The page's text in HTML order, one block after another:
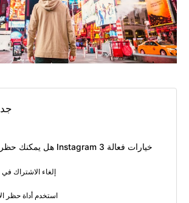
هل يمكنك حظر الإعلانات على Instagram 3 خيارات فعالة
1. إلغاء الاشتراك في
2. استخدم أداة حظر